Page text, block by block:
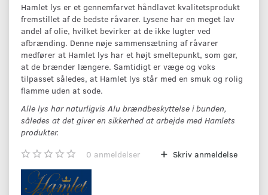
Hamlet lys er et gennemfarvet håndlavet kvalitetsprodukt
fremstillet af de bedste råvarer. Lysene har en meget lav
andel af olie, hvilket bevirker at de ikke lugter ved
afbrænding. Denne nøje sammensætning af råvarer
medfører at Hamlet lys har et højt smeltepunkt, som gør,
at de brænder længere. Samtidigt er væge og voks
tilpasset således, at Hamlet lys står med en smuk og rolig
flamme uden at sode.
Alle lys har naturligvis Alu brændbeskyttelse i bunden,
således at det giver en sikkerhed at arbejde med Hamlets
produkter.
0 anmeldelser Skriv anmeldelse